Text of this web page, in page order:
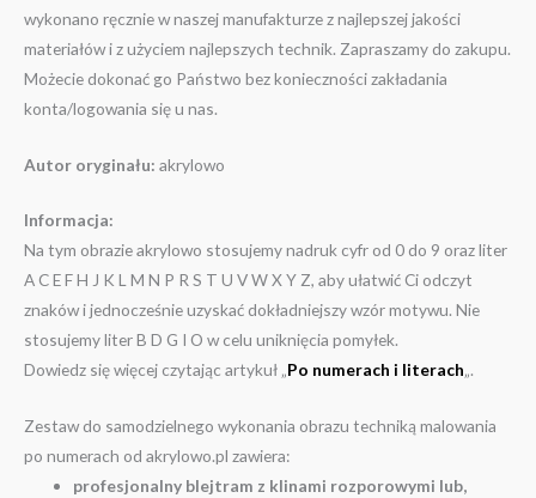
wykonano ręcznie w naszej manufakturze z najlepszej jakości
materiałów i z użyciem najlepszych technik. Zapraszamy do zakupu.
Możecie dokonać go Państwo bez konieczności zakładania
konta/logowania się u nas.
Autor oryginału: akrylowo
Informacja:
Na tym obrazie akrylowo stosujemy nadruk cyfr od 0 do 9 oraz liter
A C E F H J K L M N P R S T U V W X Y Z, aby ułatwić Ci odczyt
znaków i jednocześnie uzyskać dokładniejszy wzór motywu. Nie
stosujemy liter B D G I O w celu uniknięcia pomyłek.
Dowiedz się więcej czytając artykuł „Po numerach i literach„.
Zestaw do samodzielnego wykonania obrazu techniką malowania
po numerach od akrylowo.pl zawiera:
profesjonalny blejtram z klinami rozporowymi lub,